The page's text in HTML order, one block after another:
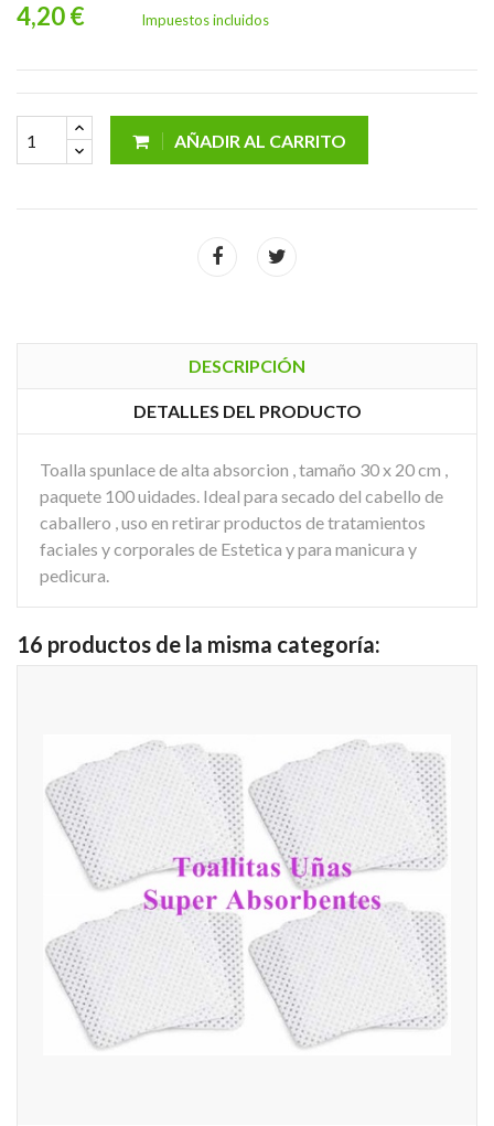
4,20 €
Impuestos incluidos
AÑADIR AL CARRITO
DESCRIPCIÓN
DETALLES DEL PRODUCTO
Toalla spunlace de alta absorcion , tamaño 30 x 20 cm ,
paquete 100 uidades. Ideal para secado del cabello de
caballero , uso en retirar productos de tratamientos
faciales y corporales de Estetica y para manicura y
pedicura.
16 productos de la misma categoría: